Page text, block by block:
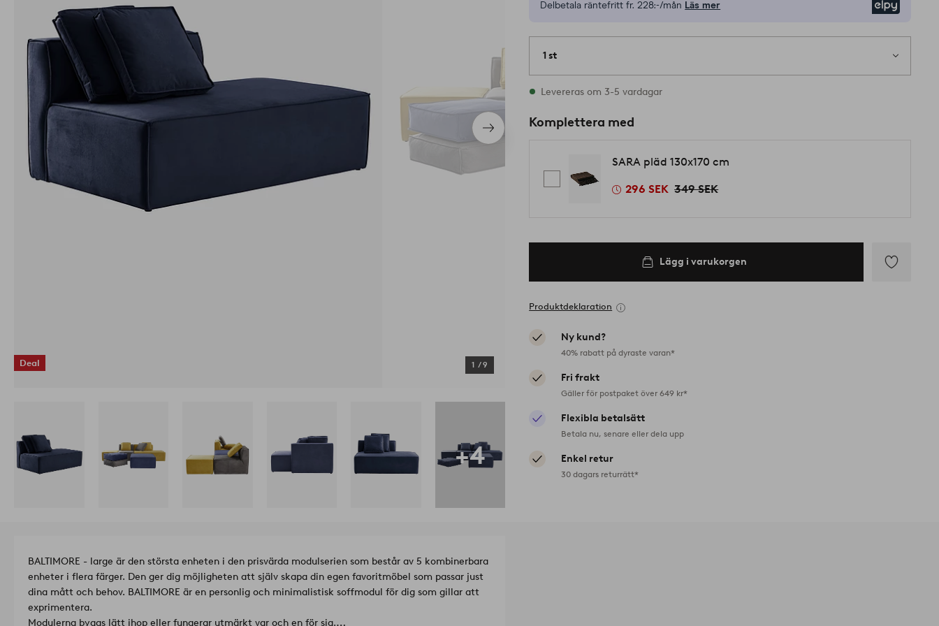
Nästa
produkt
Deal 1 /9
Delbetala räntefritt fr.228:-/mån Läs mer
1 st
I lager
Levereras om 3-5 vardagar
Komplettera med
SARA pläd 130x170 cm
296 SEK 349 SEK
Lägg i varukorgen
Produktdeklaration
Ny kund?
40% rabatt på dyraste varan*
Fri frakt
Gäller för postpaket över 649 kr*
Flexibla betalsätt
Betala nu, senare eller dela upp
Enkel retur
30 dagars returrätt*
+4
BALTIMORE - large är den största enheten i den prisvärda modulserien som består av 5 kombinerbara
enheter i flera färger. Den ger dig möjligheten att själv skapa din egen favoritmöbel som passar just
dina mått och behov. BALTIMORE är en personlig och minimalistisk soffmodul för dig som gillar att
exprimentera.
Modulerna byggs lätt ihop eller fungerar utmärkt var och en för sig.